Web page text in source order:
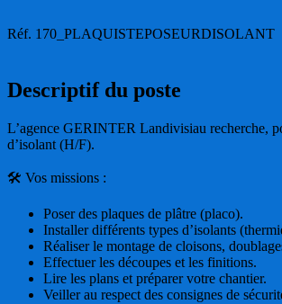
Réf. 170_PLAQUISTEPOSEURDISOLANT
Descriptif du poste
L’agence GERINTER Landivisiau recherche,
d’isolant (H/F).
🛠️ Vos missions :
Poser des plaques de plâtre (placo).
Installer différents types d’isolants
Réaliser le montage de cloisons,
Effectuer les découpes et les finitions.
Lire les plans et préparer votre chantier.
Veiller au respect des consignes de